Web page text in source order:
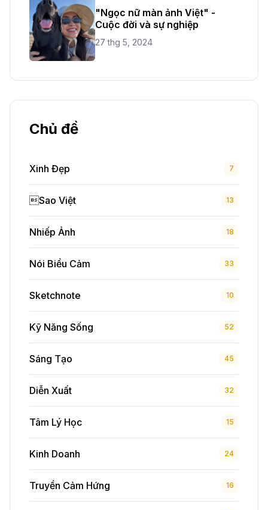
"Ngọc nữ màn ảnh Việt" -
Cuộc đời và sự nghiệp
27 thg 5, 2024
Chủ đề
Xinh Đẹp 7
Sao Việt 13
Nhiếp Ảnh 18
Nói Biểu Cảm 33
Sketchnote 10
Kỹ Năng Sống 52
Sáng Tạo 45
Diễn Xuất 32
Tâm Lý Học 15
Kinh Doanh 24
Truyền Cảm Hứng 16